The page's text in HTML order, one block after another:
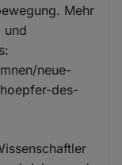
Mehr
und
neue-
des-